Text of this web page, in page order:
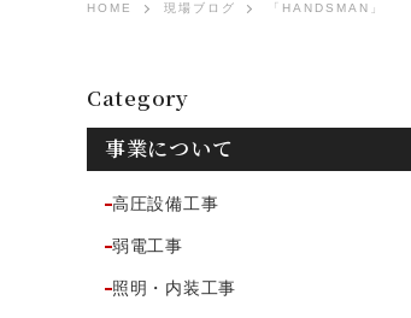
HOME 現場ブログ 「HANDSMAN」
Category
事業について
高圧設備工事
弱電工事
照明・内装工事